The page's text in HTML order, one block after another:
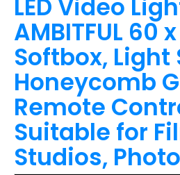
LED Video
AMBITFUL 60
Softbox, Light
Honeycomb
Remote
Suitable for
Studios,